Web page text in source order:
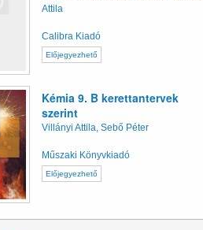
Attila
Calibra Kiadó
Előjegyezhető
Kémia 9. B kerettantervek
szerint
Villányi Attila, Sebő Péter
Műszaki Könyvkiadó
Előjegyezhető